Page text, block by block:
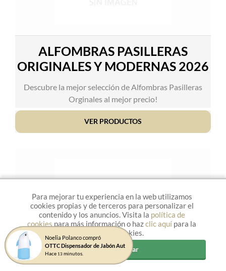
ALFOMBRAS PASILLERAS
ORIGINALES Y MODERNAS 2026
Descubre la mejor selección de Alfombras Pasilleras
Orginales al mejor precio!
VER PRODUCTOS
Noelia Polanco compró
OTTC Dispensador de Jabón Aut
Hace 13minutos.
Para mejorar tu experiencia en la web utilizamos
cookies propias y de terceros para personalizar el
contenido y los anuncios. Visita la política de
cookies para más información o hazclic aquí para la
Gestión de cookies.
Aceptar y cerrar